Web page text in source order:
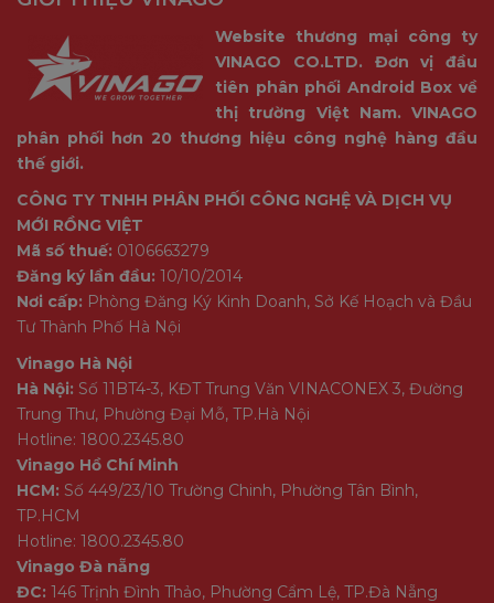
Website thương mại công ty
VINAGO CO.LTD. Đơn vị đầu
tiên phân phối Android Box về
thị trường Việt Nam. VINAGO
phân phối hơn 20 thương hiệu công nghệ hàng đầu
thế giới.
CÔNG TY TNHH PHÂN PHỐI CÔNG NGHỆ VÀ DỊCH VỤ
MỚI RỒNG VIỆT
Mã số thuế: 0106663279
Đăng ký lần đầu: 10/10/2014
Nơi cấp: Phòng Đăng Ký Kinh Doanh, Sở Kế Hoạch và Đầu
Tư Thành Phố Hà Nội
Vinago Hà Nội
Hà Nội: Số 11BT4-3, KĐT Trung Văn VINACONEX 3, Đường
Trung Thư, Phường Đại Mỗ, TP.Hà Nội
Hotline: 1800.2345.80
Vinago Hồ Chí Minh
HCM: Số 449/23/10 Trường Chinh, Phường Tân Bình,
TP.HCM
Hotline: 1800.2345.80
Vinago Đà nẵng
ĐC: 146 Trịnh Đình Thảo, Phường Cẩm Lệ, TP.Đà Nẵng